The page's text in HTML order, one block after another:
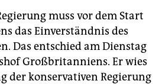
muss vor dem Start
das Einverständnis des
Das entschied am Dienstag
Großbritanniens. Er wies
der konservativen Regierung